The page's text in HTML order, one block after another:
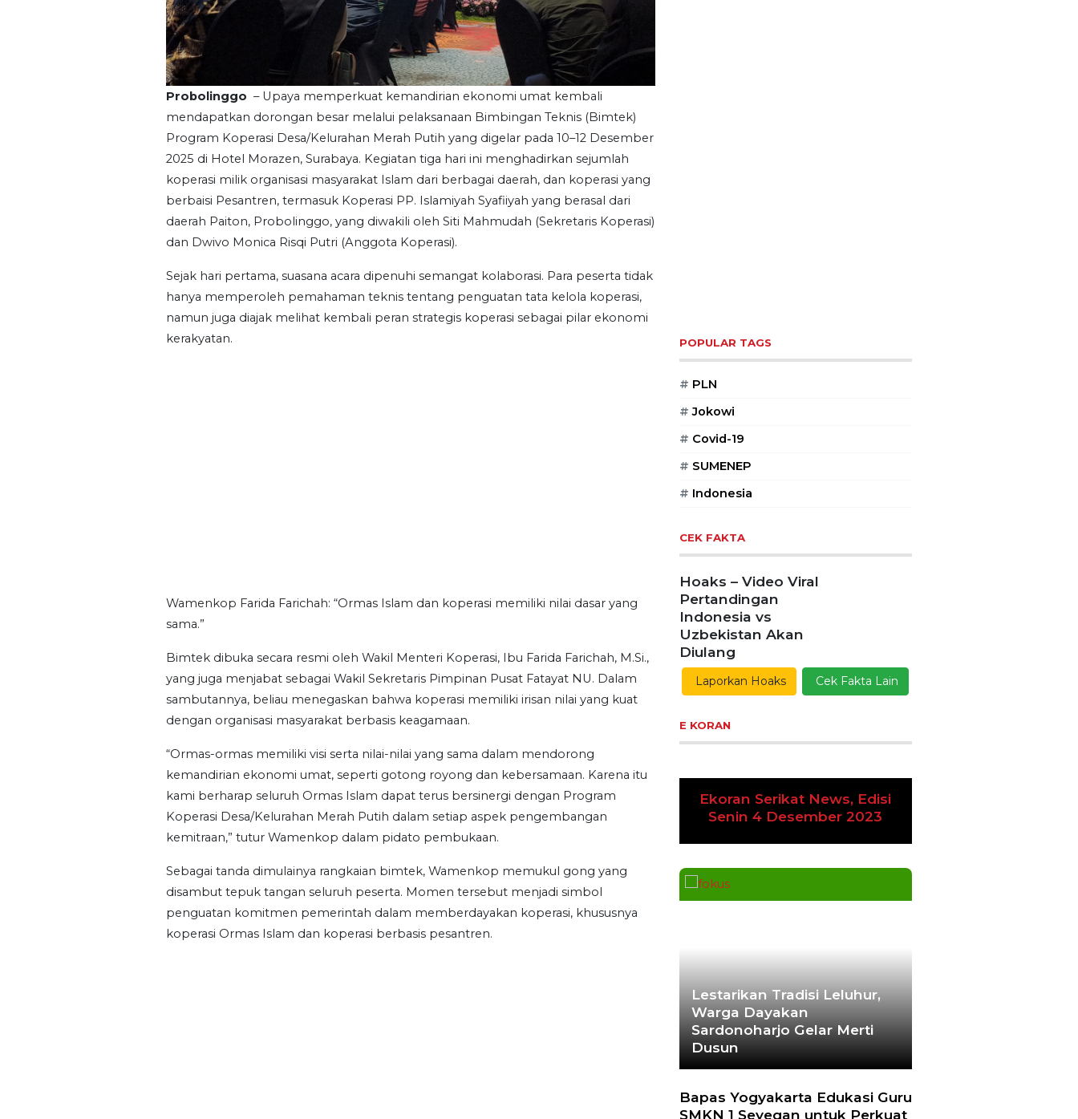
Probolinggo – Upaya memperkuat kemandirian ekonomi umat kembali
mendapatkan dorongan besar melalui pelaksanaan Bimbingan Teknis (Bimtek)
Program Koperasi Desa/Kelurahan Merah Putih yang digelar pada 10–12 Desember
2025 di Hotel Morazen, Surabaya. Kegiatan tiga hari ini menghadirkan sejumlah
koperasi milik organisasi masyarakat Islam dari berbagai daerah, dan koperasi yang
berbaisi Pesantren, termasuk Koperasi PP. Islamiyah Syafiiyah yang berasal dari
daerah Paiton, Probolinggo, yang diwakili oleh Siti Mahmudah (Sekretaris Koperasi)
dan Dwivo Monica Risqi Putri (Anggota Koperasi).
Sejak hari pertama, suasana acara dipenuhi semangat kolaborasi. Para peserta tidak
hanya memperoleh pemahaman teknis tentang penguatan tata kelola koperasi,
namun juga diajak melihat kembali peran strategis koperasi sebagai pilar ekonomi
kerakyatan.
Wamenkop Farida Farichah: “Ormas Islam dan koperasi memiliki nilai dasar yang
sama.”
Bimtek dibuka secara resmi oleh Wakil Menteri Koperasi, Ibu Farida Farichah, M.Si.,
yang juga menjabat sebagai Wakil Sekretaris Pimpinan Pusat Fatayat NU. Dalam
sambutannya, beliau menegaskan bahwa koperasi memiliki irisan nilai yang kuat
dengan organisasi masyarakat berbasis keagamaan.
“Ormas-ormas memiliki visi serta nilai-nilai yang sama dalam mendorong
kemandirian ekonomi umat, seperti gotong royong dan kebersamaan. Karena itu
kami berharap seluruh Ormas Islam dapat terus bersinergi dengan Program
Koperasi Desa/Kelurahan Merah Putih dalam setiap aspek pengembangan
kemitraan,” tutur Wamenkop dalam pidato pembukaan.
Sebagai tanda dimulainya rangkaian bimtek, Wamenkop memukul gong yang
disambut tepuk tangan seluruh peserta. Momen tersebut menjadi simbol
penguatan komitmen pemerintah dalam memberdayakan koperasi, khususnya
koperasi Ormas Islam dan koperasi berbasis pesantren.
# PLN
# Jokowi
# Covid-19
# SUMENEP
Hoaks – Video Viral
Pertandingan
Indonesia vs
Uzbekistan Akan
Diulang
Previous